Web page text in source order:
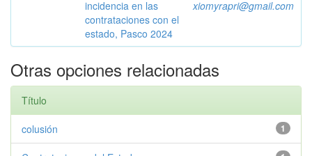
incidencia en las
contrataciones con el
estado, Pasco 2024
xiomyrapri@gmail.com
Otras opciones relacionadas
Título
1
colusión